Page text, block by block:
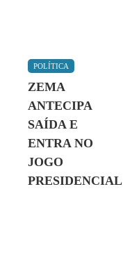
POLÍTICA
ZEMA
ANTECIPA
SAÍDA E
ENTRA NO
JOGO
PRESIDENCIAL